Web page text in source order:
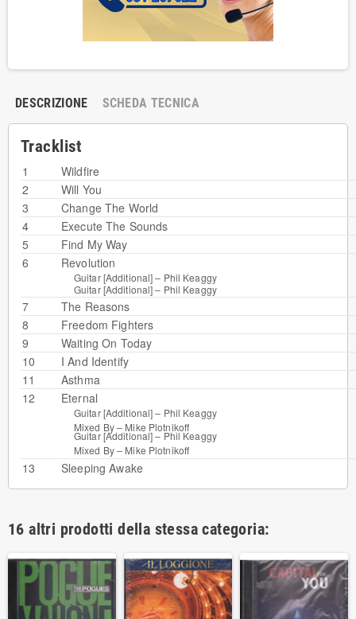
DESCRIZIONE SCHEDA TECNICA
Tracklist
1
Wildfire
2
Will You
3
Change The World
4
Execute The Sounds
5
Find My Way
6
Revolution
Guitar [Additional] – Phil Keaggy
Guitar [Additional] – Phil Keaggy
7
The Reasons
8
Freedom Fighters
9
Waiting On Today
10
I And Identify
11
Asthma
12
Eternal
Guitar [Additional] – Phil Keaggy
Mixed By – Mike Plotnikoff
Guitar [Additional] –Phil Keaggy
Mixed By – Mike Plotnikoff
13 Sleeping Awake
16 altri prodotti della stessa categoria: